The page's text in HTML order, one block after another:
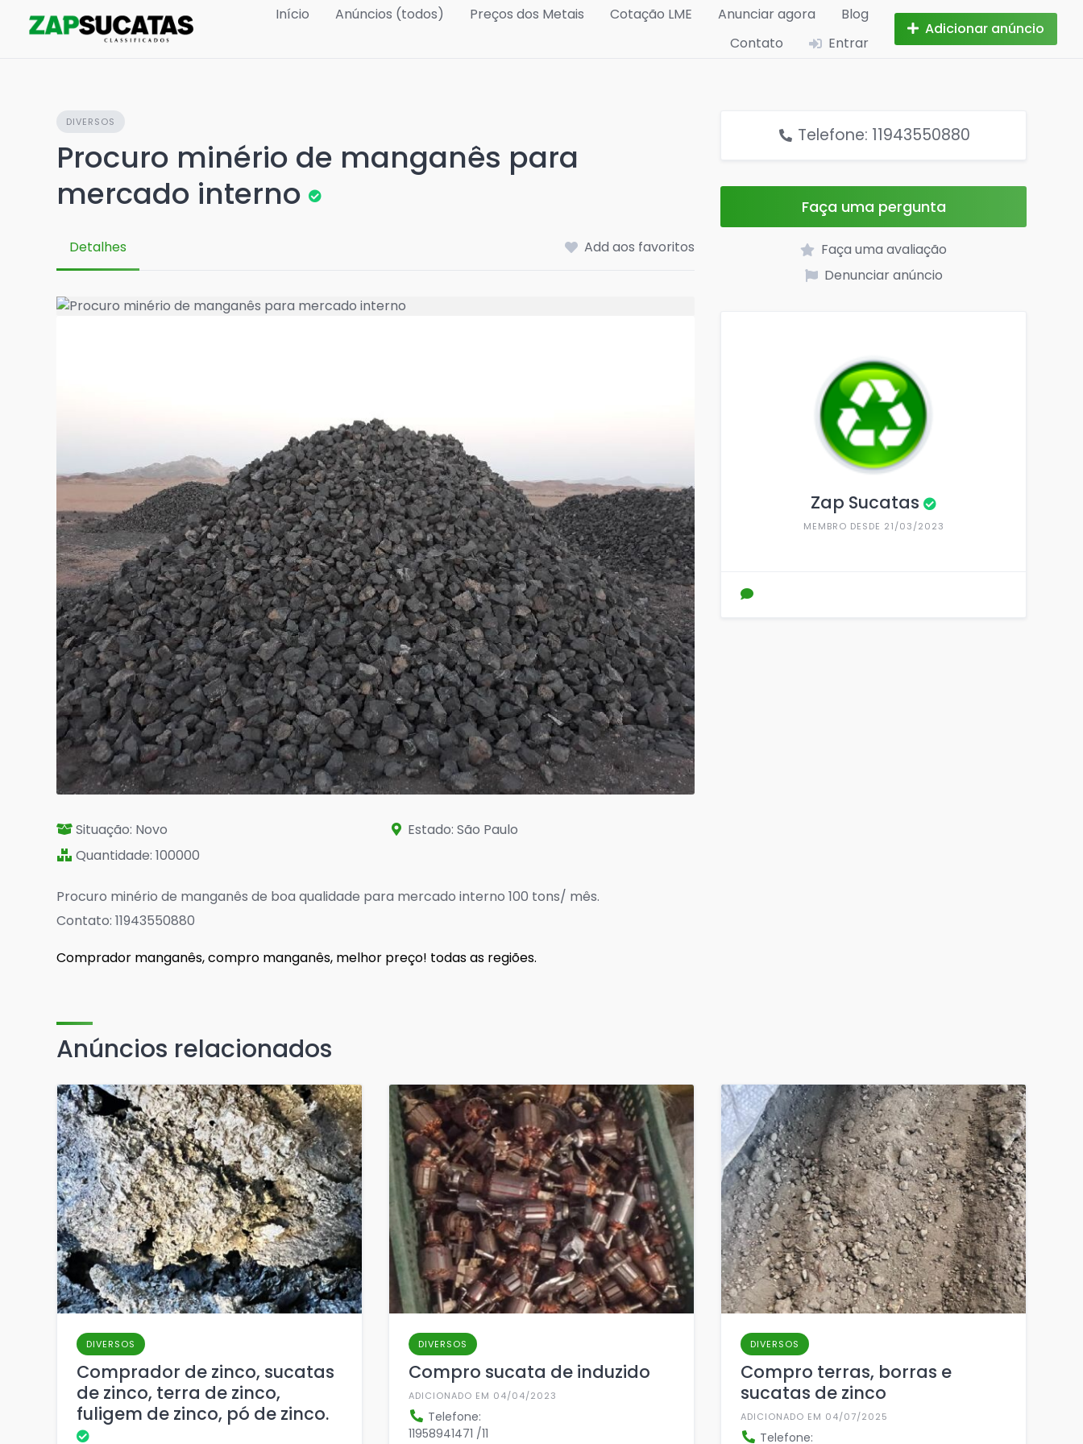
Início Anúncios (todos) Preços dos Metais Cotação LME Anunciar agora
Blog
Contato
Entrar
Adicionar anúncio
DIVERSOS
Procuro minério de manganês para
mercado interno
Detalhes Add aos favoritos
Situação: Novo
Estado: São Paulo
Quantidade: 100000
Procuro minério de manganês de boa qualidade para mercado interno 100 tons/ mês.
Contato: 11943550880
Comprador manganês, compro manganês, melhor preço! todas as regiões.
Telefone: 11943550880
Faça uma pergunta
Faça uma avaliação
Denunciar anúncio
Zap Sucatas
MEMBRO DESDE 21/03/2023
Anúncios relacionados
DIVERSOS
Comprador de zinco, sucatas
de zinco, terra de zinco,
fuligem de zinco, pó de zinco.
DIVERSOS
Compro sucata de induzido
ADICIONADO EM 04/04/2023
Telefone:
11958941471 /11
DIVERSOS
Compro terras, borras e
sucatas de zinco
ADICIONADO EM 04/07/2025
Telefone: